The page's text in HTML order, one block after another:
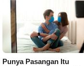
Punya Pasangan Itu